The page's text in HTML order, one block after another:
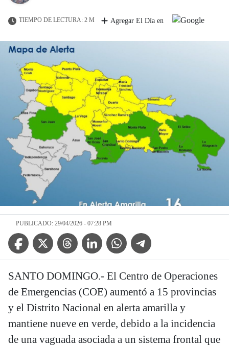
TIEMPO DE LECTURA: 2 M Agregar El Día en
PUBLICADO: 29/04/2026 - 07:28 PM
Facebook IconTwitter IconThreads IconLinkedin IconWhatsApp IconTelegram Icon
SANTO DOMINGO.- El Centro de Operaciones
de Emergencias (COE) aumentó a 15 provincias
y el Distrito Nacional en alerta amarilla y
mantiene nueve en verde, debido a la incidencia
de una vaguada asociada a un sistema frontal que